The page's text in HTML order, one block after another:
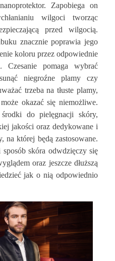
Zapobiega on
wilgoci tworząc
przed wilgocią.
znacznie poprawia jego
koloru przez odpowiednie
Czesanie pomaga wybrać
niegroźne plamy czy
trzeba na tłuste plamy,
okazać się niemożliwe.
do pielęgnacji skóry,
jakości oraz dedykowane i
na której będą zastosowane.
skóra odwdzięczy się
oraz jeszcze dłuższą
jak o nią odpowiednio